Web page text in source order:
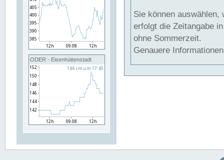
ODER - Eisenhüttenstadt
Sie können auswählen,
erfolgt die Zeitangabe
ohne Sommerzeit.
Genauere